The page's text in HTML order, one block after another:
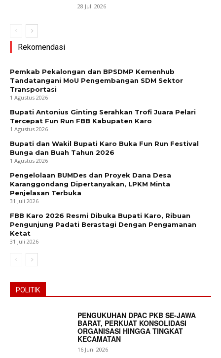
28 Juli 2026
Rekomendasi
Pemkab Pekalongan dan BPSDMP Kemenhub
Tandatangani MoU Pengembangan SDM Sektor
Transportasi
1 Agustus 2026
Bupati Antonius Ginting Serahkan Trofi Juara Pelari
Tercepat Fun Run FBB Kabupaten Karo
1 Agustus 2026
Bupati dan Wakil Bupati Karo Buka Fun Run Festival
Bunga dan Buah Tahun 2026
1 Agustus 2026
Pengelolaan BUMDes dan Proyek Dana Desa
Karanggondang Dipertanyakan, LPKM Minta
Penjelasan Terbuka
31 Juli 2026
FBB Karo 2026 Resmi Dibuka Bupati Karo, Ribuan
Pengunjung Padati Berastagi Dengan Pengamanan
Ketat
31 Juli 2026
POLITIK
PENGUKUHAN DPAC PKB SE-JAWA
BARAT, PERKUAT KONSOLIDASI
ORGANISASI HINGGA TINGKAT
KECAMATAN
16 Juni 2026